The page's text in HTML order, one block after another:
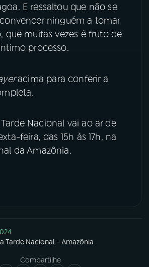
E ressaltou que não se
ninguém a tomar
que muitas vezes é fruto de
processo.
acima para conferir a
Nacional vai ao ar de
feira, das 15h às 17h, na
da Amazônia.
Tarde Nacional - Amazônia
Compartilhe